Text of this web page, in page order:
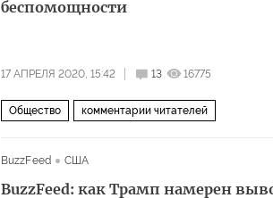
беспомощности
17 АПРЕЛЯ 2020, 15:42 13 16775
Общество комментарии читателей
BuzzFeed США
BuzzFeed: как Трамп намерен